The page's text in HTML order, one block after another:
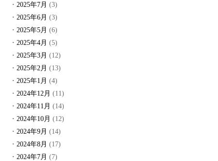
2025年7月 (3)
2025年6月 (3)
2025年5月 (6)
2025年4月 (5)
2025年3月 (12)
2025年2月 (13)
2025年1月 (4)
2024年12月 (11)
2024年11月 (14)
2024年10月 (12)
2024年9月 (14)
2024年8月 (17)
2024年7月 (7)